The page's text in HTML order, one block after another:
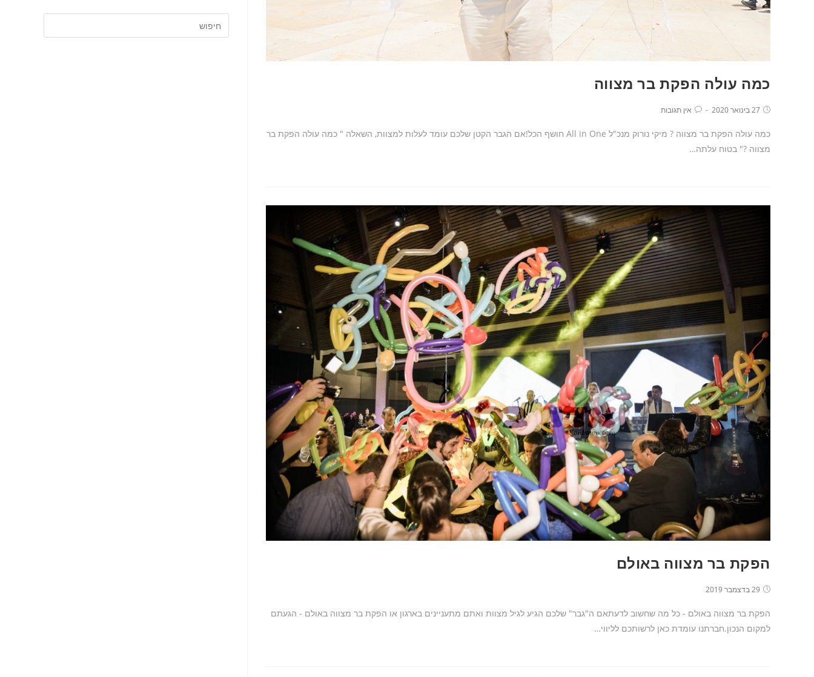
כמה עולה הפקת בר מצווה
27 בינואר 2020 אין תגובות
כמה עולה הפקת בר מצווה ? מיקי נורוק מנכ"ל All in One חושף הכל!אם הגבר הקטן שלכם עומד לעלות למצוות, השאלה " כמה עולה הפקת בר
מצווה ?" בטוח עלתה…
הפקת בר מצווה באולם
29 בדצמבר 2019
הפקת בר מצווה באולם - כל מה שחשוב לדעתאם ה"גבר" שלכם הגיע לגיל מצוות ואתם מתעניינים בארגון או הפקת בר מצווה באולם - הגעתם
למקום הנכון.חברתנו עומדת כאן לרשותכם לליווי…